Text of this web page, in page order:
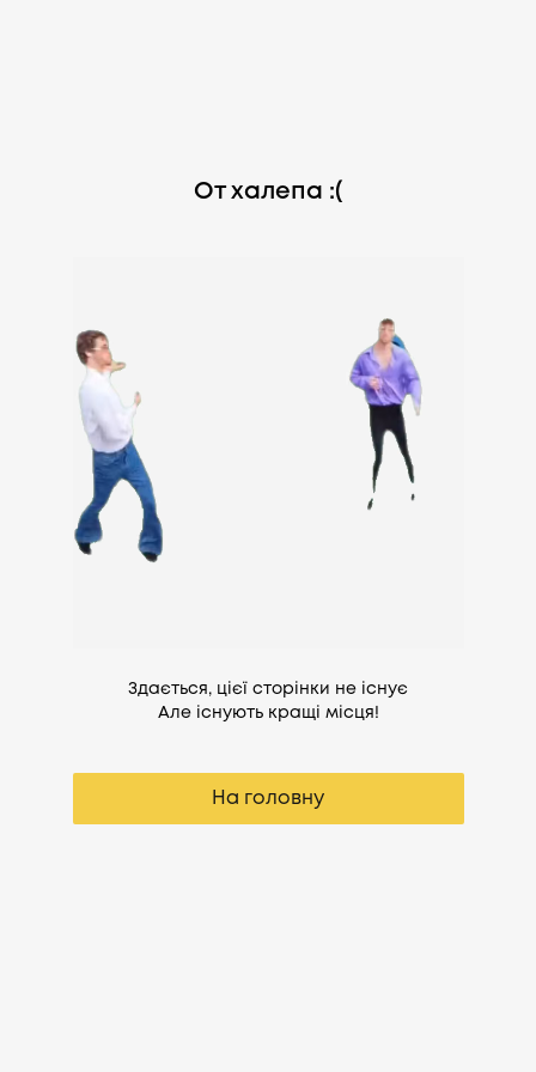
От халепа :(
Здається, цієї сторінки не існує
Але існують кращі місця!
На головну